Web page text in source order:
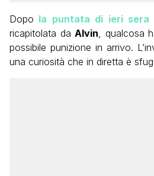
Dopo la puntata di ieri sera
ricapitolata da Alvin, qualcosa
possibile punizione in arrivo.
una curiosità che in diretta è